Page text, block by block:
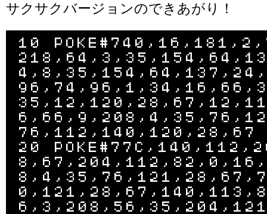
サクサクバージョンのできあがり！
10
76,112,140,120,28,67
20